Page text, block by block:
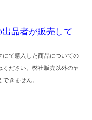
出品者が販売して
にて購入した商品についての
ください。弊社販売以外のヤ
きません。